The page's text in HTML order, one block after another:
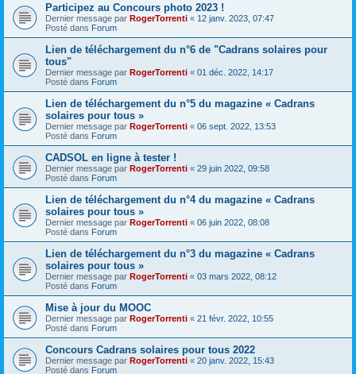
Participez au Concours photo 2023 !
Dernier message par RogerTorrenti « 12 janv. 2023, 07:47
Posté dans Forum
Lien de téléchargement du n°6 de "Cadrans solaires pour
tous"
Dernier message par RogerTorrenti « 01 déc. 2022, 14:17
Posté dans Forum
Lien de téléchargement du n°5 du magazine « Cadrans
solaires pour tous »
Dernier message par RogerTorrenti « 06 sept. 2022, 13:53
Posté dans Forum
CADSOL en ligne à tester !
Dernier message par RogerTorrenti « 29 juin 2022, 09:58
Posté dans Forum
Lien de téléchargement du n°4 du magazine « Cadrans
solaires pour tous »
Dernier message par RogerTorrenti « 06 juin 2022, 08:08
Posté dans Forum
Lien de téléchargement du n°3 du magazine « Cadrans
solaires pour tous »
Dernier message par RogerTorrenti « 03 mars 2022, 08:12
Posté dans Forum
Mise à jour du MOOC
Dernier message par RogerTorrenti « 21 févr. 2022, 10:55
Posté dans Forum
Concours Cadrans solaires pour tous 2022
Dernier message par RogerTorrenti « 20 janv. 2022, 15:43
Posté dans Forum